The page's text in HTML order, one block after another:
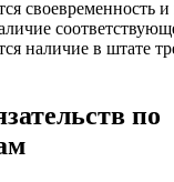
своевременность
наличие в штате
по